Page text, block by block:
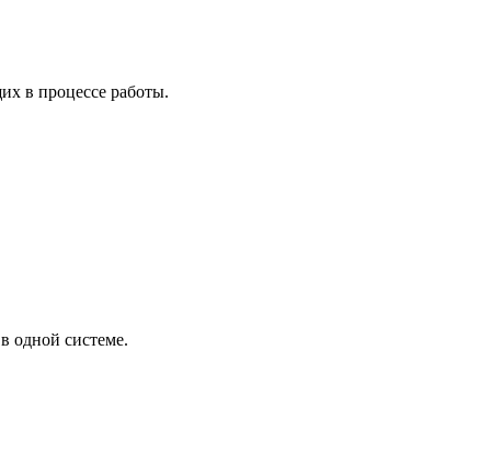
в процессе работы.
одной системе.